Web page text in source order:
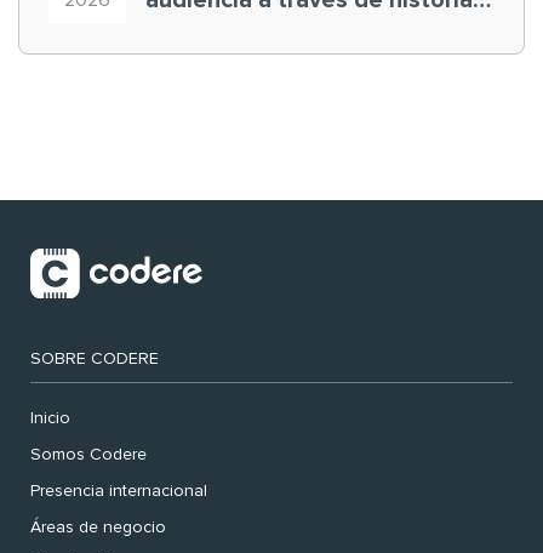
SOBRE CODERE
Inicio
Somos Codere
Presencia internacional
Áreas de negocio